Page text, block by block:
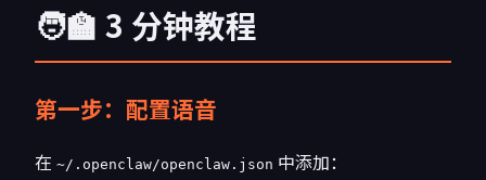
🧑‍🏫 3 分钟教程
第一步：配置语音
在 ~/.openclaw/openclaw.json 中添加：